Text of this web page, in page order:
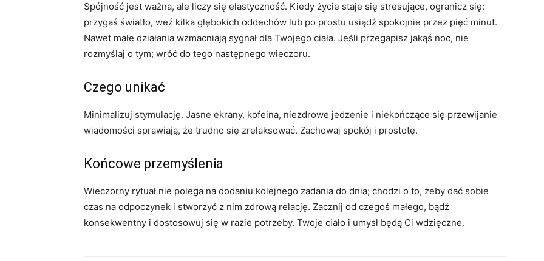
Spójność jest ważna, ale liczy się elastyczność. Kiedy życie staje się stresujące, ogranicz się:
przygaś światło, weź kilka głębokich oddechów lub po prostu usiądź spokojnie przez pięć minut.
Nawet małe działania wzmacniają sygnał dla Twojego ciała. Jeśli przegapisz jakąś noc, nie
rozmyślaj o tym; wróć do tego następnego wieczoru.
Czego unikać
Minimalizuj stymulację. Jasne ekrany, kofeina, niezdrowe jedzenie i niekończące się przewijanie
wiadomości sprawiają, że trudno się zrelaksować. Zachowaj spokój i prostotę.
Końcowe przemyślenia
Wieczorny rytuał nie polega na dodaniu kolejnego zadania do dnia; chodzi o to, żeby dać sobie
czas na odpoczynek i stworzyć z nim zdrową relację. Zacznij od czegoś małego, bądź
konsekwentny i dostosowuj się w razie potrzeby. Twoje ciało i umysł będą Ci wdzięczne.